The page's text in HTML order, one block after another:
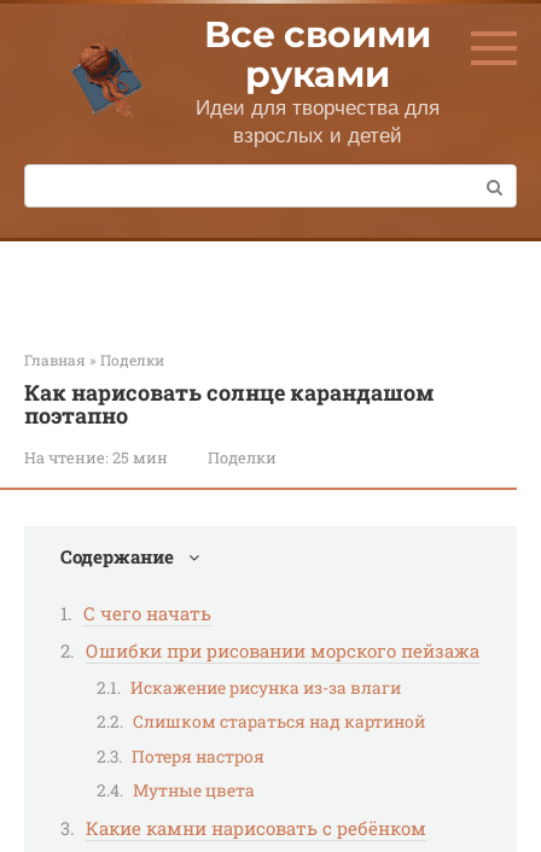
Перейти
контенту
Все своими
руками
Идеи для творчества для
взрослых и детей
Поиск:
Главная » Поделки
Как нарисовать солнце карандашом
поэтапно
На чтение: 25 мин Поделки
Содержание
С чего начать
Ошибки при рисовании морского пейзажа
Искажение рисунка из-за влаги
Слишком стараться над картиной
Потеря настроя
Мутные цвета
Какие камни нарисовать с ребёнком